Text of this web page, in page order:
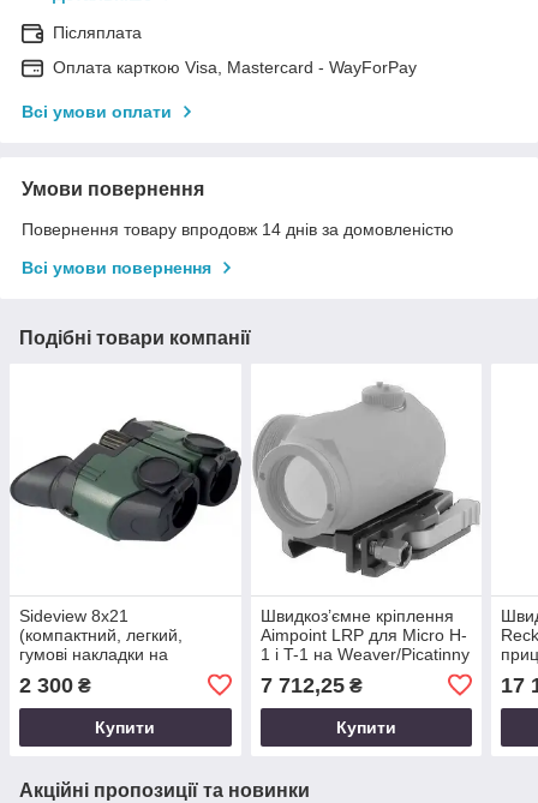
Післяплата
Оплата карткою Visa, Mastercard - WayForPay
Всі умови оплати
Умови повернення
Повернення товару впродовж 14 днів за домовленістю
Всі умови повернення
Подібні товари компанії
Sideview 8x21
(компактний, легкий,
гумові накладки на
окулярах, кришки eclipse)
Yukon
2 300 ₴
Купити
Швидкоз’ємне кріплення
Aimpoint LRP для Micro H-
1 і T-1 на Weaver/Picatinny
7 712,25₴
Купити
мм.
мм.
17
Акційні пропозиції та новинки